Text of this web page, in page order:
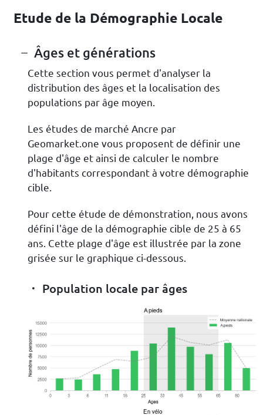
Etude de la Démographie Locale
Âges et générations
Cette section vous permet d'analyser la
distribution des âges et la localisation des
populations par âge moyen.
Les études de marché Ancre par
Geomarket.one vous proposent de définir une
plage d'âge et ainsi de calculer le nombre
d'habitants correspondant à votre démographie
cible.
Pour cette étude de démonstration, nous avons
défini l'âge de la démographie cible de 25 à 65
ans. Cette plage d'âge est illustrée par la zone
grisée sur le graphique ci-dessous.
Population locale par âges